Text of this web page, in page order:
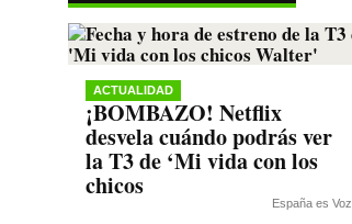
ppm nk
ACTUALIDAD
¡BOMBAZO! Netflix
desvela cuándo podrás ver
la T3 de ‘Mi vida con los
chicos
España es Voz